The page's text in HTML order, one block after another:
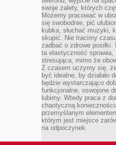
swoje zalety, których
Możemy pracować w
się swobodnie, pić
kubka, słuchać muzyki,
skupić. Nie tracimy
zadbać o zdrowe posiłki.
ta elastyczność sprawia,
stresująca, mimo że
Z czasem uczymy się,
być idealne, by działało
będzie wystarczająco
funkcjonalne, oswojone
lubimy. Wtedy praca z
chaotyczną
przemyślanym
którym jest miejsce
na odpoczynek.